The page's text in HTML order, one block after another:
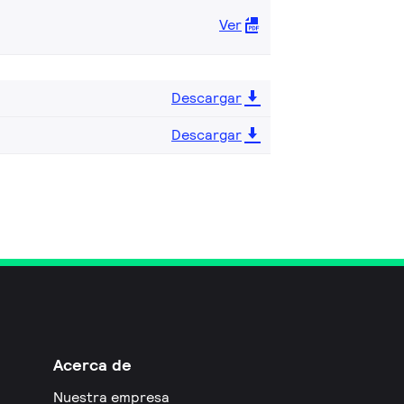
Ver
Descargar
Descargar
Acerca de
Nuestra empresa